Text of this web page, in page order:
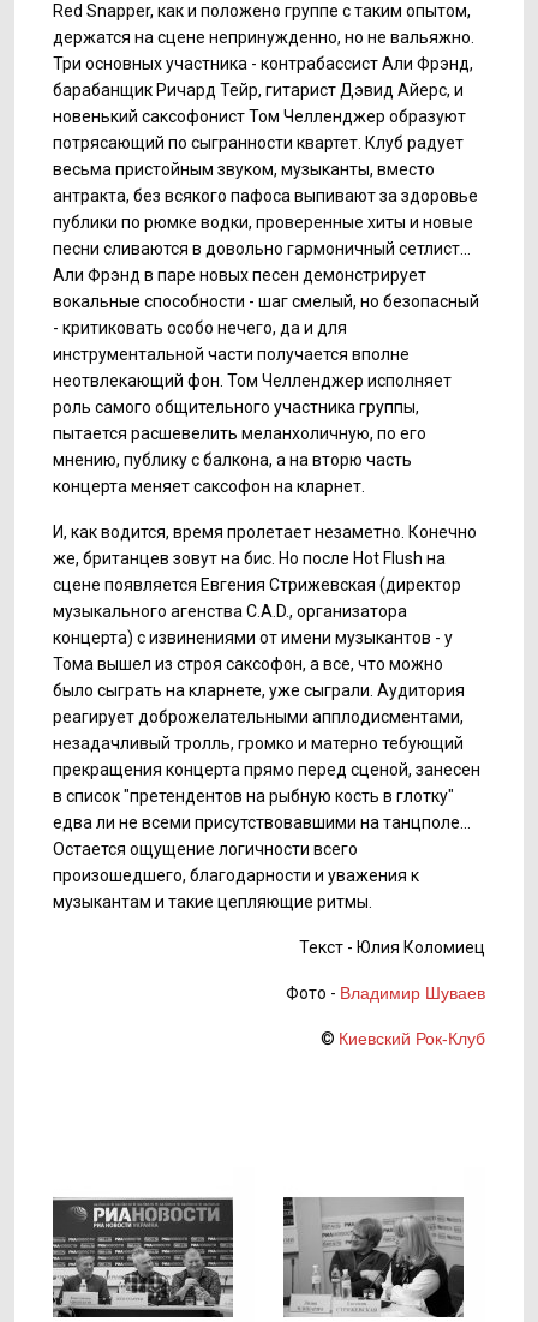
Red Snapper, как и положено группе с таким опытом,
держатся на сцене непринужденно, но не вальяжно.
Три основных участника - контрабассист Али Фрэнд,
барабанщик Ричард Тейр, гитарист Дэвид Айерс, и
новенький саксофонист Том Челленджер образуют
потрясающий по сыгранности квартет. Клуб радует
весьма пристойным звуком, музыканты, вместо
антракта, без всякого пафоса выпивают за здоровье
публики по рюмке водки, проверенные хиты и новые
песни сливаются в довольно гармоничный сетлист...
Али Фрэнд в паре новых песен демонстрирует
вокальные способности - шаг смелый, но безопасный
- критиковать особо нечего, да и для
инструментальной части получается вполне
неотвлекающий фон. Том Челленджер исполняет
роль самого общительного участника группы,
пытается расшевелить меланхоличную, по его
мнению, публику с балкона, а на вторю часть
концерта меняет саксофон на кларнет.
И, как водится, время пролетает незаметно. Конечно
же, британцев зовут на бис. Но после Hot Flush на
сцене появляется Евгения Стрижевская (директор
музыкального агенства C.A.D., организатора
концерта) с извинениями от имени музыкантов - у
Тома вышел из строя саксофон, а все, что можно
было сыграть на кларнете, уже сыграли. Аудитория
реагирует доброжелательными апплодисментами,
незадачливый тролль, громко и матерно тебующий
прекращения концерта прямо перед сценой, занесен
в список "претендентов на рыбную кость в глотку"
едва ли не всеми присутствовавшими на танцполе...
Остается ощущение логичности всего
произошедшего, благодарности и уважения к
музыкантам и такие цепляющие ритмы.
Текст - Юлия Коломиец
Фото - Владимир Шуваев
© Киевский Рок-Клуб